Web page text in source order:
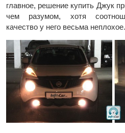
главное, решение купить Джук
чем разумом, хотя
качество у него весьма неплохое.